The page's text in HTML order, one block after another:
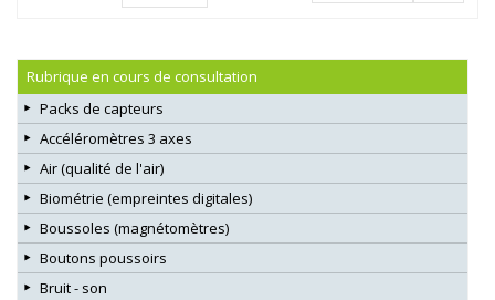
Rubrique en cours de consultation
Packs de capteurs
Accéléromètres 3 axes
Air (qualité de l'air)
Biométrie (empreintes digitales)
Boussoles (magnétomètres)
Boutons poussoirs
Bruit - son